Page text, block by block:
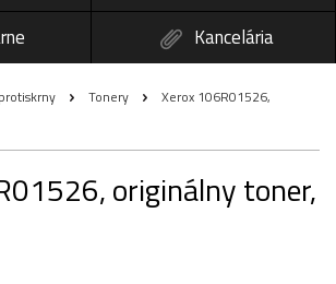
Kancelária
Tonery
Xerox 106R01526,
originálny toner,